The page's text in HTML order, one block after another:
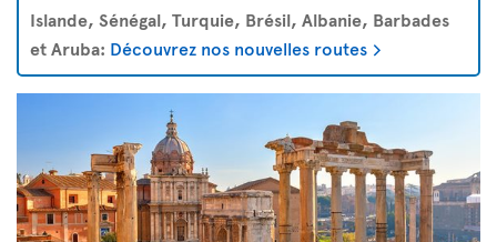
Islande, Sénégal, Turquie, Brésil, Albanie, Barbades
et Aruba: Découvrez nos nouvelles routes